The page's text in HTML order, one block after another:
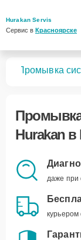
Hurakan Servis
Сервис в Красноярске
Промывка
Hurakan в
даже при
курьером